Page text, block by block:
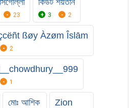
23
কিউট শয়তান
3 2
ßøy Àzøm Îslām
2
1
মোঃ আশিক Zion